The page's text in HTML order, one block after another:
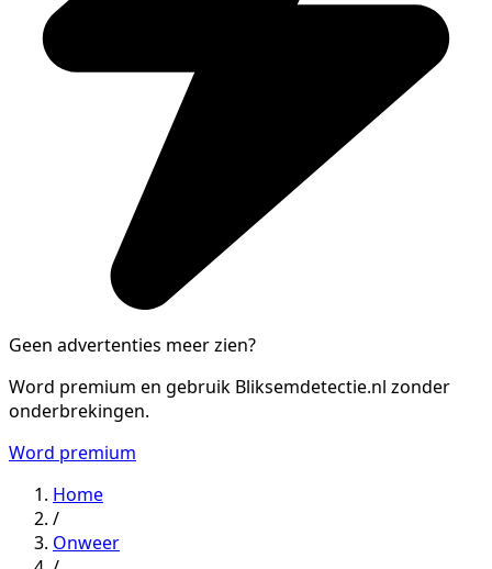
Geen advertenties meer zien?
Word premium en gebruik Bliksemdetectie.nl zonder
onderbrekingen.
Word premium
Home
/
Onweer